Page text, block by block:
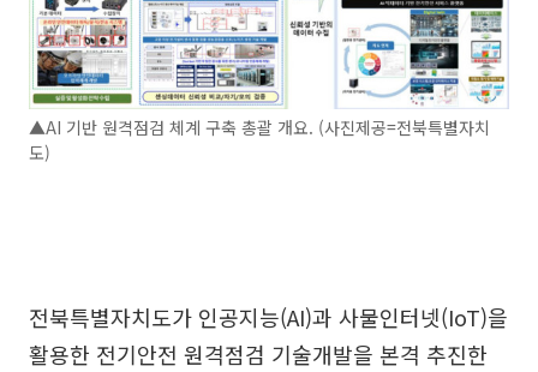
▲AI 기반 원격점검 체계 구축 총괄 개요. (사진제공=전북특별자치
도)
전북특별자치도가 인공지능(AI)과 사물인터넷(IoT)을
활용한 전기안전 원격점검 기술개발을 본격 추진한